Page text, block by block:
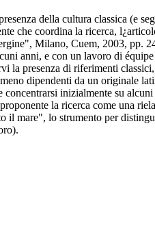
della cultura classica (e
che coordina la ricerca,
Milano, Cuem, 2003, pp.
anni, e con un lavoro di
la presenza di riferimenti
dipendenti da un originale
concentrarsi inizialmente su
la ricerca come una
il mare", lo strumento per